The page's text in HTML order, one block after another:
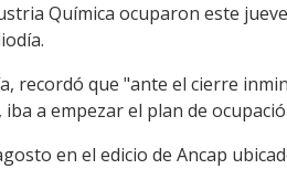
Química ocuparon este
recordó que "ante el cierre
a empezar el plan de
en el edicio de Ancap